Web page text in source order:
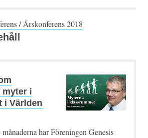
/ Årskonferens 2018
myter i
i Världen
har Föreningen Genesis